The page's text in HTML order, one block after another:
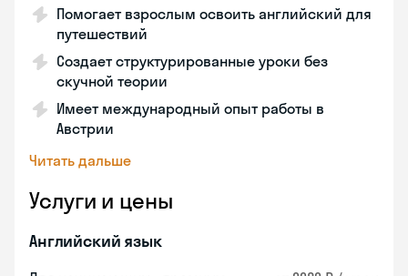
Помогает взрослым освоить английский для
путешествий
Создает структурированные уроки без
скучной теории
Имеет международный опыт работы в
Австрии
Читать дальше
Услуги и цены
Английский язык